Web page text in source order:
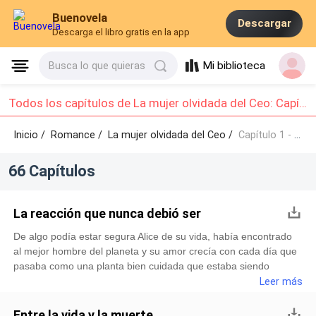
Buenovela
Descarga el libro gratis en la app
Descargar
Busca lo que quieras Mi biblioteca
Todos los capítulos de La mujer olvidada del Ceo: Capítulo 1 - Capítulo 10
Inicio / Romance/La mujer olvidada del Ceo / Capítulo 1 - Capítulo 10
66 Capítulos
La reacción que nunca debió ser
De algo podía estar segura Alice de su vida, había encontrado
al mejor hombre del planeta y su amor crecía con cada día que
pasaba como una planta bien cuidada que estaba siendo
regada con ternura, comprensión y una pasión descontrolada.
último año de su vida, lo habían dedicado para amarse cada día
Leer más